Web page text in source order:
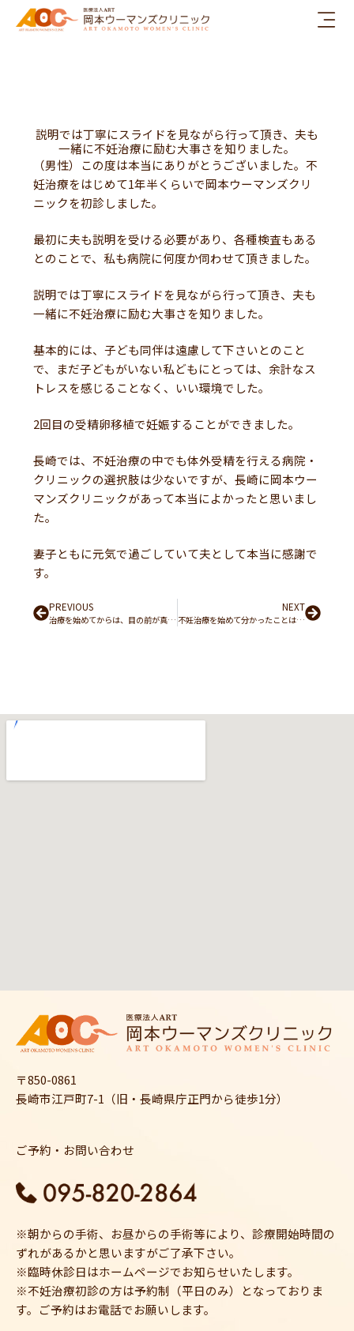
説明では丁寧にスライドを見ながら行って頂き、夫も
一緒に不妊治療に励む大事さを知りました。
（男性）この度は本当にありがとうございました。不
妊治療をはじめて1年半くらいで岡本ウーマンズクリ
ニックを初診しました。
最初に夫も説明を受ける必要があり、各種検査もある
とのことで、私も病院に何度か伺わせて頂きました。
説明では丁寧にスライドを見ながら行って頂き、夫も
一緒に不妊治療に励む大事さを知りました。
基本的には、子ども同伴は遠慮して下さいとのこと
で、まだ子どもがいない私どもにとっては、余計なス
トレスを感じることなく、いい環境でした。
2回目の受精卵移植で妊娠することができました。
長崎では、不妊治療の中でも体外受精を行える病院・
クリニックの選択肢は少ないですが、長崎に岡本ウー
マンズクリニックがあって本当によかったと思いまし
た。
妻子ともに元気で過ごしていて夫として本当に感謝で
す。
PrevPREVIOUS
治療を始めてからは、目の前が真っ暗のような、みえない不安だった日々が、とにかく前を向いて頑張ってみようと明るくなっていきました。
NEXT
不妊治療を始めて分かったことは、仕事と治療の両立はすごく大変だったなということです。Next
〒850-0861
長崎市江戸町7-1（旧・長崎県庁正門から徒歩1分）
ご予約・お問い合わせ
※朝からの手術、お昼からの手術等により、診療開始時間の
ずれがあるかと思いますがご了承下さい。
※臨時休診日はホームページでお知らせいたします。
※不妊治療初診の方は予約制（平日のみ）となっておりま
す。ご予約はお電話でお願いします。